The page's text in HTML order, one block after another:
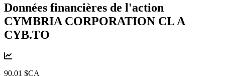
Données financières de l'action
CYMBRIA CORPORATION CL A
CYB.TO
90,01 $CA